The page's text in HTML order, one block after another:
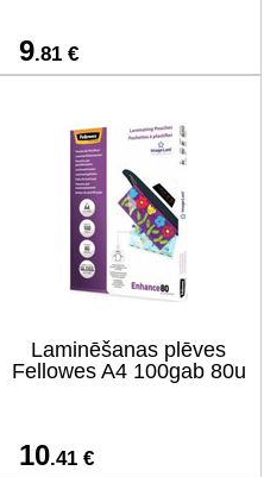
9.81 €
Laminēšanas plēves
Fellowes A4 100gab 80u
10.41 €